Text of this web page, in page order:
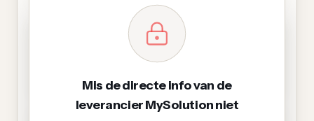
Mis de directe info van de
leverancier MySolution niet